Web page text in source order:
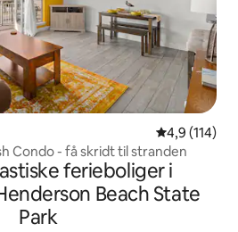
4,9 ud af 5 i
4,9 (114)
Condo - få skridt til stranden
ferieboliger i
Beach State
Park